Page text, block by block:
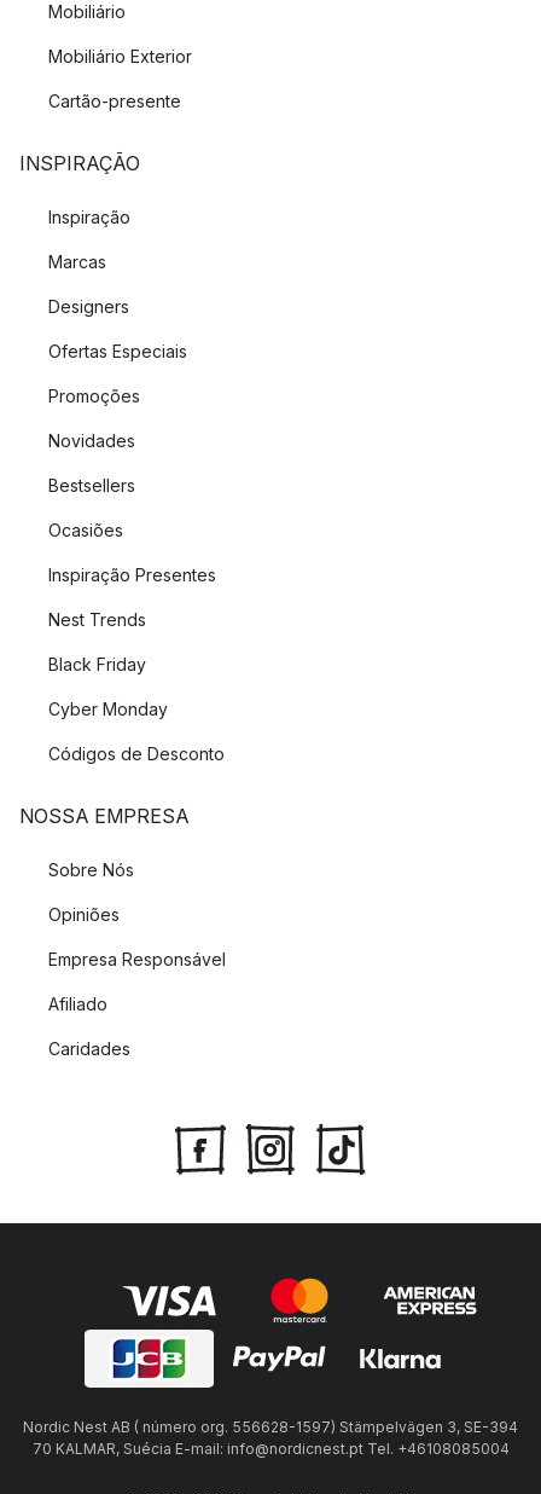
Mobiliário
Mobiliário Exterior
Cartão-presente
INSPIRAÇÃO
Inspiração
Marcas
Designers
Ofertas Especiais
Promoções
Novidades
Bestsellers
Ocasiões
Inspiração Presentes
Nest Trends
Black Friday
Cyber Monday
Códigos de Desconto
NOSSA EMPRESA
Sobre Nós
Opiniões
Empresa Responsável
Afiliado
Caridades
Nordic Nest AB ( número org. 556628-1597) Stämpelvägen 3, SE-394
70 KALMAR, Suécia E-mail: info@nordicnest.pt Tel. +46108085004